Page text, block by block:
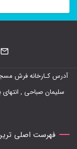
آدرس کـارخانه فرش
فهرست اصلی